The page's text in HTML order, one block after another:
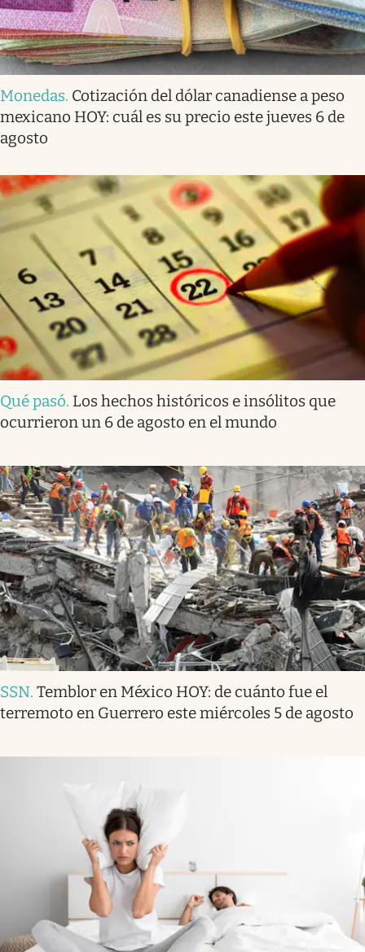
Monedas. Cotización del dólar canadiense a peso
mexicano HOY: cuál es su precio este jueves 6 de
agosto
Qué pasó. Los hechos históricos e insólitos que
ocurrieron un 6 de agosto en el mundo
SSN. Temblor en México HOY: de cuánto fue el
terremoto en Guerrero este miércoles 5 de agosto